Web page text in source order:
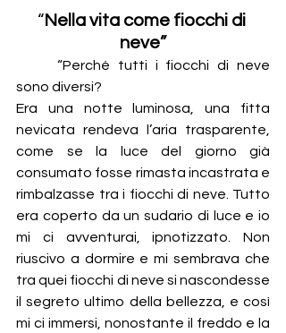
“Nella vita come fiocchi di
neve”
sono diversi?
Era una notte luminosa, una fitta
nevicata rendeva l’aria trasparente,
come se la luce del giorno già
consumato fosse rimasta incastrata e
rimbalzasse tra i fiocchi di neve. Tutto
era coperto da un sudario di luce e io
mi ci avventurai, ipnotizzato. Non
riuscivo a dormire e mi sembrava che
tra quei fiocchi di neve si nascondesse
il segreto ultimo della bellezza, e così
mi ci immersi, nonostante il freddo e la